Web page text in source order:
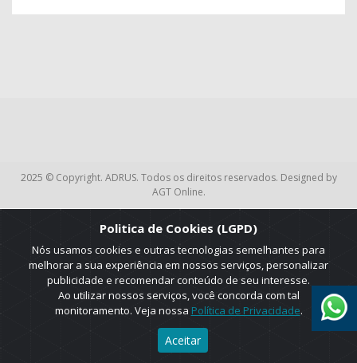
2025 © Copyright. ADRUS. Todos os direitos reservados. Designed by
AGT Online.
Politica de Cookies (LGPD)
Nós usamos cookies e outras tecnologias semelhantes para
melhorar a sua experiência em nossos serviços, personalizar
publicidade e recomendar conteúdo de seu interesse.
Ao utilizar nossos serviços, você concorda com tal
monitoramento. Veja nossa Política de Privacidade.
Aceitar